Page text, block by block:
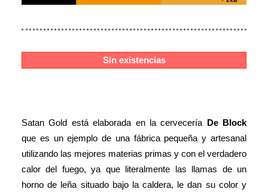
era:
2,56€.
es:
2,05€.
Sin existencias
Satan Gold está elaborada en la cervecería De Block
que es un ejemplo de una fábrica pequeña y artesanal
utilizando las mejores materias primas y con el verdadero
calor del fuego, ya que literalmente las llamas de un
horno de leña situado bajo la caldera, le dan su color y